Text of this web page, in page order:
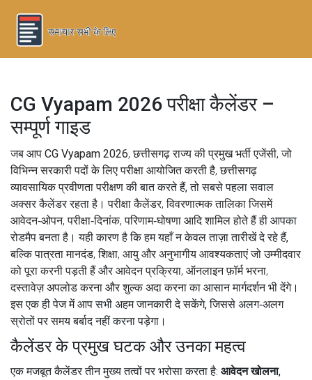
CG Vyapam 2026 परीक्षा कैलेंडर –
सम्पूर्ण गाइड
जब आप CG Vyapam 2026,छत्तीसगढ़ राज्य की प्रमुख भर्ती एजेंसी, जो
विभिन्न सरकारी पदों के लिए परीक्षा आयोजित करती है,छत्तीसगढ़
व्यावसायिक प्रवीणता परीक्षणकी बात करते हैं, तो सबसे पहला सवाल
अक्सर कैलेंडर रहता है।परीक्षा कैलेंडर,विवरणात्मक तालिका जिसमें
आवेदन‑ओपन, परीक्षा‑दिनांक, परिणाम‑घोषणा आदि शामिल होते हैंही आपका
रोडमैप बनता है। यही कारण है कि हम यहाँ न केवल ताज़ा तारीखें दे रहे हैं,
बल्किपात्रता मानदंड,शिक्षा, आयु और अनुभागीय आवश्यकताएं जो उम्मीदवार
को पूरा करनी पड़ती हैंऔर आवेदन प्रक्रिया, ऑनलाइन फ़ॉर्म भरना,
दस्तावेज़ अपलोड करना और शुल्क अदा करनाका आसान मार्गदर्शन भी देंगे।
इस एक ही पेज में आप सभी अहम जानकारी दे सकेंगे, जिससे अलग‑अलग
स्रोतों पर समय बर्बाद नहीं करना पड़ेगा।
कैलेंडर के प्रमुख घटक और उनका महत्व
एक मजबूत कैलेंडर तीन मुख्य तत्वों पर भरोसा करता है: आवेदन खोलना,